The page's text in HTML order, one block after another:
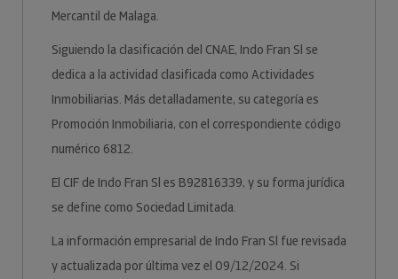
Mercantil de Malaga.
Siguiendo la clasificación del CNAE, Indo Fran Sl se
dedica a la actividad clasificada como Actividades
Inmobiliarias. Más detalladamente, su categoría es
Promoción Inmobiliaria, con el correspondiente código
numérico 6812.
El CIF de Indo Fran Sl es B92816339, y su forma jurídica
se define como Sociedad Limitada.
La información empresarial de Indo Fran Sl fue revisada
y actualizada por última vez el 09/12/2024. Si